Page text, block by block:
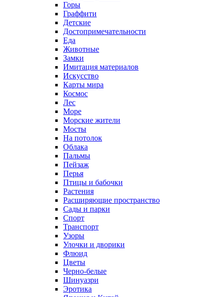
Горы
Граффити
Детские
Достопримечательности
Еда
Животные
Замки
Имитация материалов
Искусство
Карты мира
Космос
Лес
Море
Морские жители
Мосты
На потолок
Облака
Пальмы
Пейзаж
Перья
Птицы и бабочки
Растения
Расширяющие пространство
Сады и парки
Спорт
Транспорт
Узоры
Улочки и дворики
Флюид
Цветы
Черно-белые
Шинуазри
Эротика